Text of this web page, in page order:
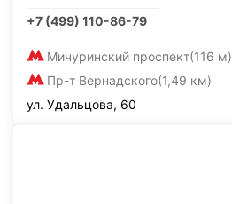
+7 (499) 110-86-79
Мичуринский проспект(116 м)
Пр-т Вернадского(1,49 км)
ул. Удальцова, 60